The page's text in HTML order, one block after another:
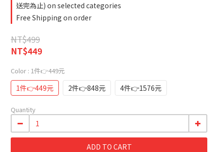
送完為止) on selected categories
Free Shipping on order
NT$499
NT$449
Color : 1件👉449元
1件👉449元 2件👉848元 4件👉1576元
Quantity
ADD TO CART